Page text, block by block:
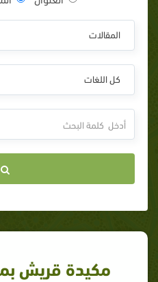
المقالات
كل اللغات
مكيدة قريش